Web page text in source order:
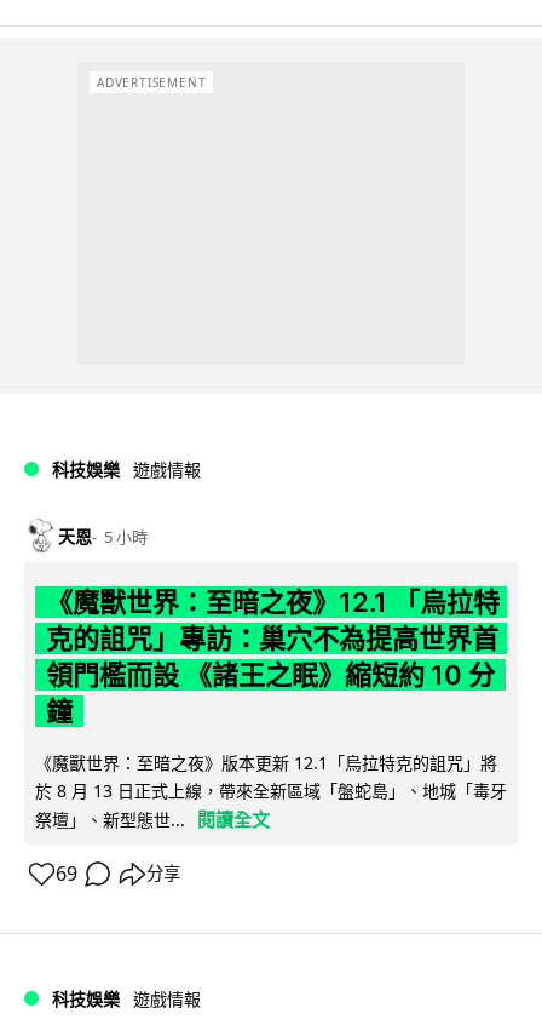
ADVERTISEMENT
科技娛樂 遊戲情報
天恩 5 小時
《魔獸世界：至暗之夜》12.1 「烏拉特
克的詛咒」專訪：巢穴不為提高世界首
領門檻而設 《諸王之眠》縮短約 10 分
鐘
《魔獸世界：至暗之夜》版本更新 12.1「烏拉特克的詛咒」將
於 8 月 13 日正式上線，帶來全新區域「盤蛇島」、地城「毒牙
祭壇」、新型態世...
閱讀全文
69 分享
科技娛樂 遊戲情報